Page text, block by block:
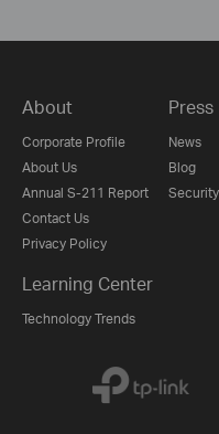
About
Corporate Profile
About Us
Annual S-211 Report
Contact Us
Privacy Policy
Press
News
Blog
Learning Center
Technology Trends